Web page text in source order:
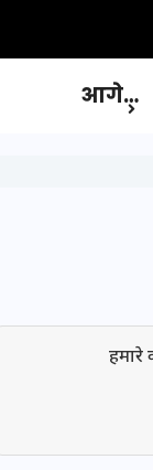
आगे…
हमारे